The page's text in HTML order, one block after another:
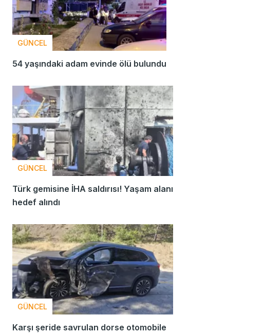
GÜNCEL
54 yaşındaki adam evinde ölü bulundu
GÜNCEL
Türk gemisine İHA saldırısı! Yaşam alanı
hedef alındı
GÜNCEL
Karşı şeride savrulan dorse otomobile